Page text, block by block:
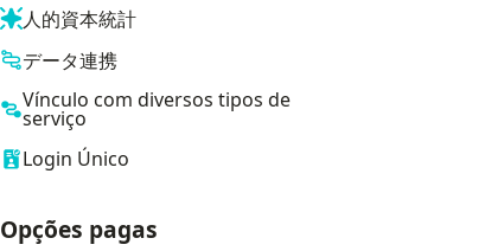
人的資本統計
データ連携
Vínculo com diversos tipos de
serviço
Login Único
Opções pagas